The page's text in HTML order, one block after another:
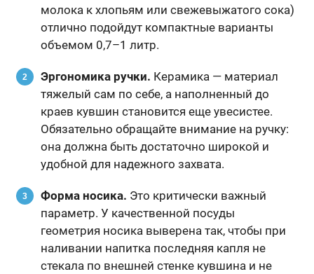
молока к хлопьям или свежевыжатого сока)
отлично подойдут компактные варианты
объемом 0,7–1 литр.
Эргономика ручки. Керамика — материал
тяжелый сам по себе, а наполненный до
краев кувшин становится еще увесистее.
Обязательно обращайте внимание на ручку:
она должна быть достаточно широкой и
удобной для надежного захвата.
Форма носика. Это критически важный
параметр. У качественной посуды
геометрия носика выверена так, чтобы при
наливании напитка последняя капля не
стекала по внешней стенке кувшина и не